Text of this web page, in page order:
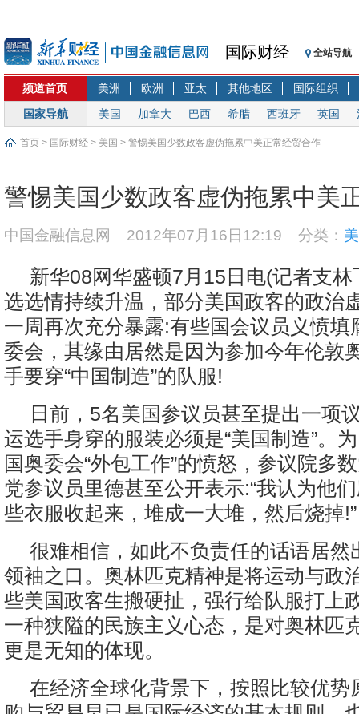
国际财经 全站导航
频道首页 美洲 欧洲 亚太 其他地区
国际组织
国家导航
美国 加拿大 巴西 希腊 西班牙 英国
首页 > 国际财经 > 美国 > 警惕美国少数政客虚伪拖累中美正常经贸合作
警惕美国少数政客虚伪拖累中美
中国金融信息网 2012年07月16日12:19 分类：
新华08网华盛顿7月15日电(记者支
选选情持续升温，部分美国政客的政治
一周再次充分暴露:有些国会议员义愤填
委会，其缘由居然是因为参加今年伦敦
手要穿“中国制造”的队服!
日前，5名美国参议员甚至提出一项
运选手身穿的服装必须是“美国制造”。
国奥委会“外包工作”的愤怒，参议院多
党参议员里德甚至公开表示:“我认为他
些衣服收起来，堆成一大堆，然后烧掉!”
很难相信，如此不负责任的话语居然
领袖之口。奥林匹克精神是将运动与政
些美国政客生搬硬扯，强行给队服打上
一种狭隘的民族主义心态，是对奥林匹
更是无知的体现。
在经济全球化背景下，按照比较优势